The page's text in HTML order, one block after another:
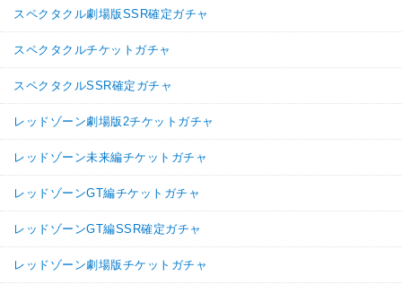
スペクタクル劇場版SSR確定ガチャ
スペクタクルチケットガチャ
スペクタクルSSR確定ガチャ
レッドゾーン劇場版2チケットガチャ
レッドゾーン未来編チケットガチャ
レッドゾーンGT編チケットガチャ
レッドゾーンGT編SSR確定ガチャ
レッドゾーン劇場版チケットガチャ